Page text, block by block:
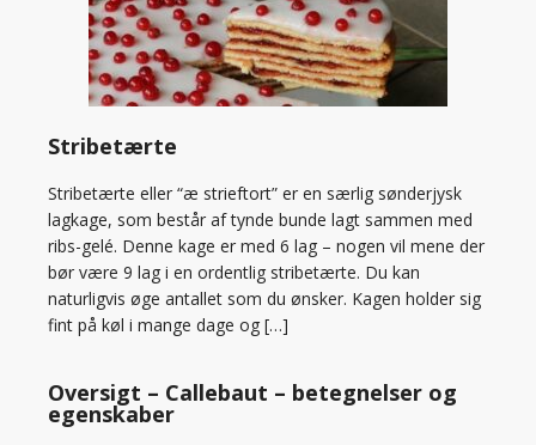
Stribetærte
Stribetærte eller “æ strieftort” er en særlig sønderjysk
lagkage, som består af tynde bunde lagt sammen med
ribs-gelé. Denne kage er med 6 lag – nogen vil mene der
bør være 9 lag i en ordentlig stribetærte. Du kan
naturligvis øge antallet som du ønsker. Kagen holder sig
fint på køl i mange dage og […]
Oversigt – Callebaut – betegnelser og
egenskaber